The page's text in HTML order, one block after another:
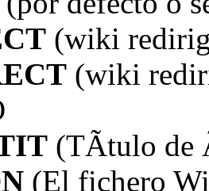
(wiki
(wiki
(TÃ­tulo de
(El fichero